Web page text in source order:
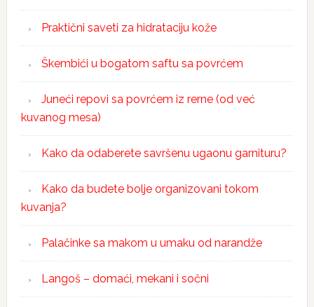
Praktični saveti za hidrataciju kože
Škembići u bogatom saftu sa povrćem
Juneći repovi sa povrćem iz rerne (od već
kuvanog mesa)
Kako da odaberete savršenu ugaonu garnituru?
Kako da budete bolje organizovani tokom
kuvanja?
Palačinke sa makom u umaku od narandže
Langoš – domaći, mekani i sočni